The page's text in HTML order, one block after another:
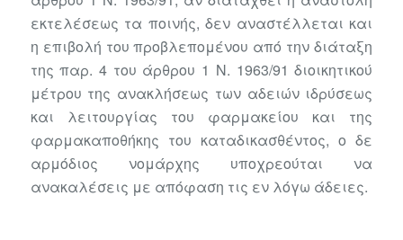
εκτελέσεως τα ποινής, δεν αναστέλλεται και
η επιβολή του προβλεπομένου από την διάταξη
της παρ. 4 του άρθρου 1 Ν. 1963/91 διοικητικού
μέτρου της ανακλήσεως των αδειών ιδρύσεως
και λειτουργίας του φαρμακείου και της
φαρμακαποθήκης του καταδικασθέντος, ο δε
αρμόδιος νομάρχης υποχρεούται να
ανακαλέσεις με απόφαση τις εν λόγω άδειες.